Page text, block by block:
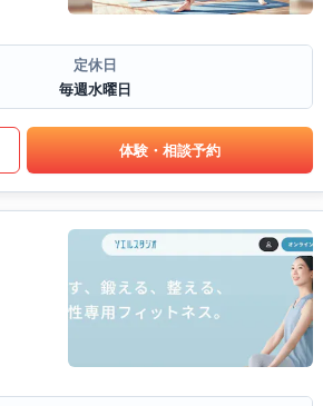
定休日
毎週水曜日
体験・相談予約